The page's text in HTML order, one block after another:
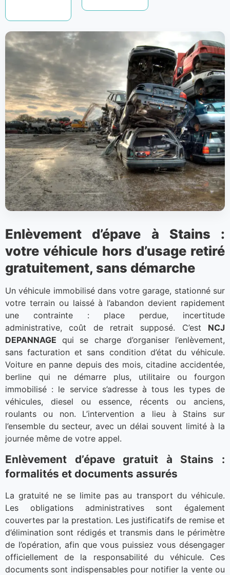
Enlèvement d’épave à Stains :
votre véhicule hors d’usage retiré
gratuitement, sans démarche
Un véhicule immobilisé dans votre garage, stationné sur
votre terrain ou laissé à l’abandon devient rapidement
une contrainte : place perdue, incertitude
administrative, coût de retrait supposé. C’est NCJ
DEPANNAGE qui se charge d’organiser l’enlèvement,
sans facturation et sans condition d’état du véhicule.
Voiture en panne depuis des mois, citadine accidentée,
berline qui ne démarre plus, utilitaire ou fourgon
immobilisé : le service s’adresse à tous les types de
véhicules, diesel ou essence, récents ou anciens,
roulants ou non. L’intervention a lieu à Stains sur
l’ensemble du secteur, avec un délai souvent limité à la
journée même de votre appel.
Enlèvement d’épave gratuit à Stains :
formalités et documents assurés
La gratuité ne se limite pas au transport du véhicule.
Les obligations administratives sont également
couvertes par la prestation. Les justificatifs de remise et
d’élimination sont rédigés et transmis dans le périmètre
de l’opération, afin que vous puissiez vous désengager
officiellement de la responsabilité du véhicule. Ces
documents sont indispensables pour notifier la vente ou